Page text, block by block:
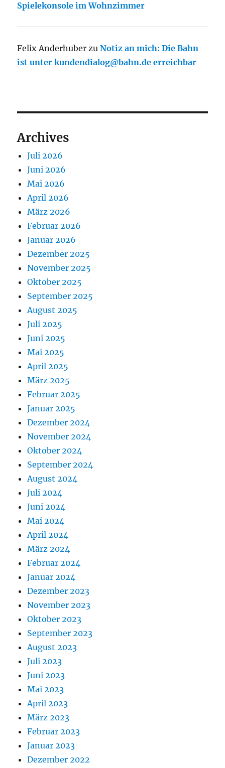
Spielekonsole im Wohnzimmer
Felix Anderhuber zuNotiz an mich: Die Bahn
ist unter kundendialog@bahn.de erreichbar
Archives
Juli 2026
Juni 2026
Mai 2026
April 2026
März 2026
Februar 2026
Januar 2026
Dezember 2025
November 2025
Oktober 2025
September 2025
August 2025
Juli 2025
Juni 2025
Mai 2025
April 2025
März 2025
Februar 2025
Januar 2025
Dezember 2024
November 2024
Oktober 2024
September 2024
August 2024
Juli 2024
Juni 2024
Mai 2024
April 2024
März 2024
Februar 2024
Januar 2024
Dezember 2023
November 2023
Oktober 2023
September 2023
August 2023
Juli 2023
Juni 2023
Mai 2023
April 2023
März 2023
Februar 2023
Januar 2023
Dezember 2022